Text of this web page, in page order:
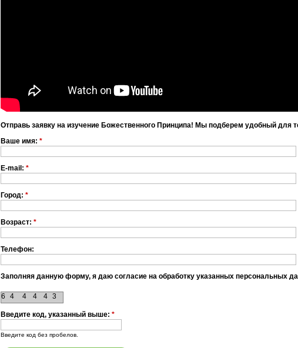
Отправь заявку на изучение Божественного Принципа! Мы подберем удобный для
Ваше имя: *
E-mail: *
Город: *
Возраст: *
Телефон:
Заполняя данную форму, я даю согласие на обработку указанных персональных
4 3
4
4
6 4
Введите код, указанный выше: *
Введите код без пробелов.